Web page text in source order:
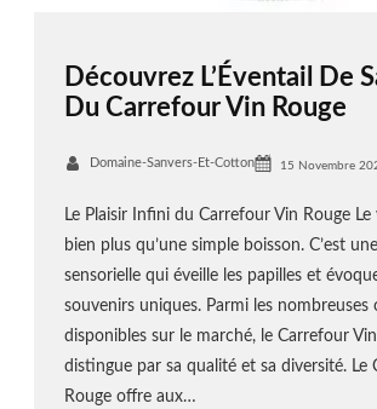
Découvrez L’Éventail De
Du Carrefour Vin Rouge
Domaine-Sanvers-Et-Cotton 15 Novembre
Le Plaisir Infini du Carrefour Vin Rouge
bien plus qu’une simple boisson. C’est
sensorielle qui éveille les papilles et
souvenirs uniques. Parmi les nombreuses
disponibles sur le marché, le Carrefour
distingue par sa qualité et sa diversité. Le
Rouge offre aux…